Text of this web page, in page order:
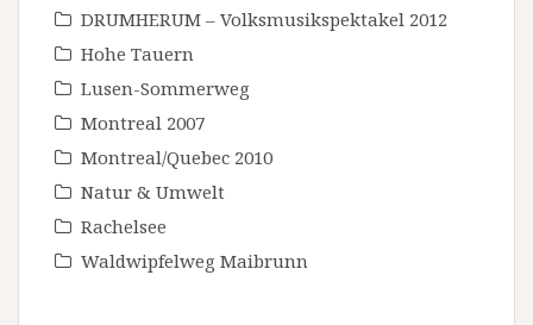
DRUMHERUM – Volksmusikspektakel 2012
Hohe Tauern
Lusen-Sommerweg
Montreal 2007
Montreal/Quebec 2010
Natur & Umwelt
Rachelsee
Waldwipfelweg Maibrunn